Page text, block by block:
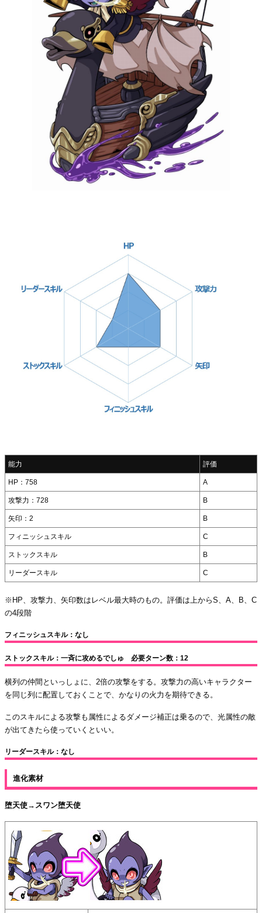
能力 評価
HP：758 A
攻撃力：728 B
矢印：2 B
フィニッシュスキル C
ストックスキル B
リーダースキル C
※HP、攻撃力、矢印数はレベル最大時のもの。評価は上からS、A、B、C
の4段階
フィニッシュスキル：なし
ストックスキル：一斉に攻めるでしゅ 必要ターン数：12
横列の仲間といっしょに、2倍の攻撃をする。攻撃力の高いキャラクター
を同じ列に配置しておくことで、かなりの火力を期待できる。
このスキルによる攻撃も属性によるダメージ補正は乗るので、光属性の敵
が出てきたら使っていくといい。
リーダースキル：なし
進化素材
堕天使→スワン堕天使